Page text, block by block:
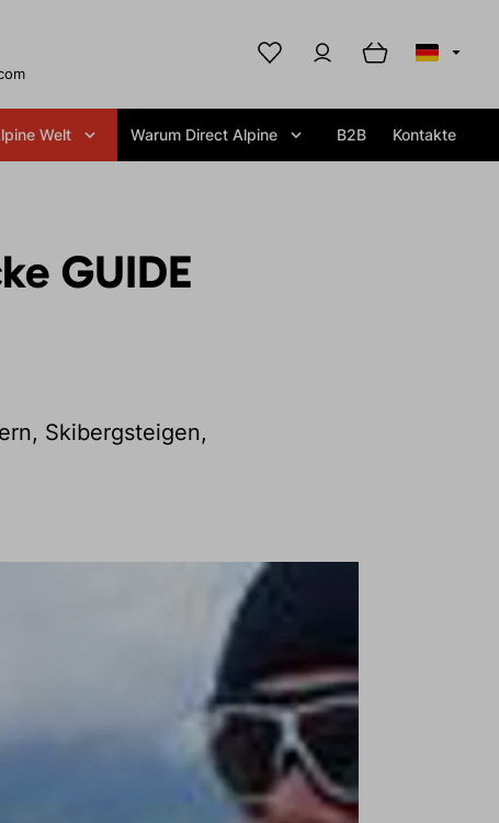
Welt Warum Direct Alpine B2B Kontakte
GUIDE
Skibergsteigen,